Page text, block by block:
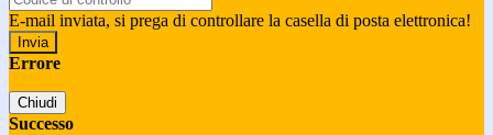
E-mail inviata, si prega di controllare la casella di posta elettronica!
Errore
Chiudi
Successo